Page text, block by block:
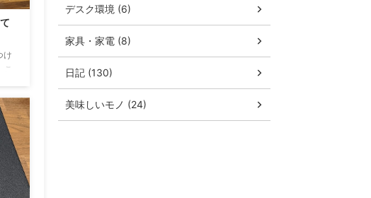
け
パ
ク
る
っ
...
デスク環境 (6)
家具・家電 (8)
日記 (130)
美味しいモノ (24)